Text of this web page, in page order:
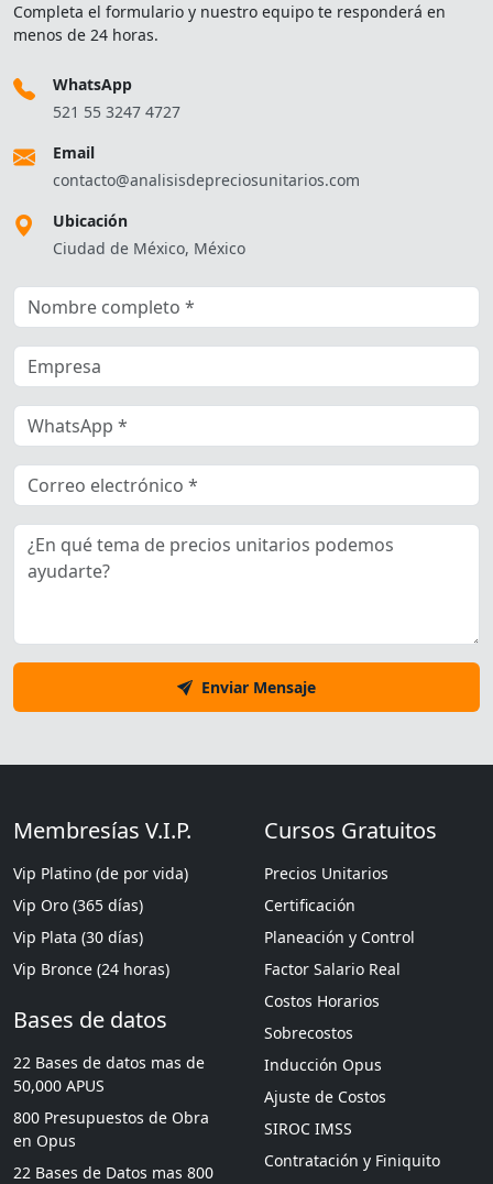
Completa el formulario y nuestro equipo te responderá en
menos de 24 horas.
WhatsApp
521 55 3247 4727
Email
contacto@analisisdepreciosunitarios.com
Ubicación
Ciudad de México, México
Enviar Mensaje
Membresías V.I.P.
Vip Platino (de por vida)
Vip Oro (365 días)
Vip Plata (30 días)
Vip Bronce (24 horas)
Bases de datos
22 Bases de datos mas de
50,000 APUS
800 Presupuestos de Obra
en Opus
22 Bases de Datos mas 800
Cursos Gratuitos
Precios Unitarios
Certificación
Planeación y Control
Factor Salario Real
Costos Horarios
Sobrecostos
Inducción Opus
Ajuste de Costos
SIROC IMSS
Contratación y Finiquito